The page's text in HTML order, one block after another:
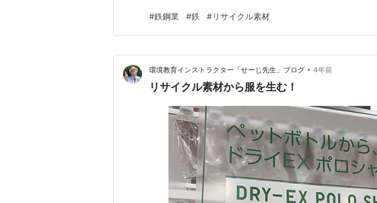
ました。 そこで今回から、鉄鋼業についてご紹介するシリー
す。鉄鋼業は私たちの暮らしを支える重要な産業でありなが
#鉄鋼業 #鉄 #リサイクル素材
環境教育インストラクター「せーじ先生」ブログ • 4年前
リサイクル素材から服を生む！